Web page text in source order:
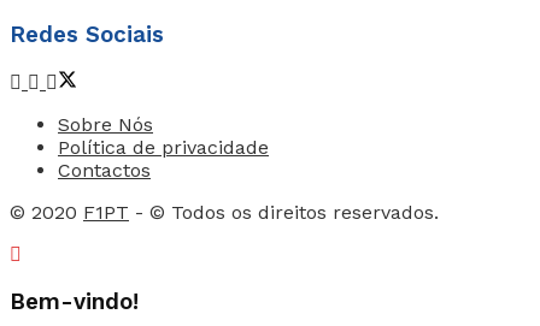
Redes Sociais
Sobre Nós
Política de privacidade
Contactos
© 2020 F1PT - © Todos os direitos reservados.
Bem-vindo!